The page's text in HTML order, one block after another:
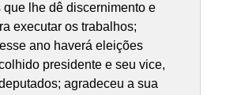
que lhe dê discernimento e
executar os trabalhos;
ano haverá eleições
presidente e seu vice,
agradeceu a sua